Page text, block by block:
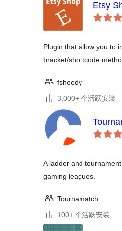
Etsy
Plugin that allow you to
bracket/shortcode
fsheedy
3,000+ 个活跃安装
A ladder and
gaming leagues.
Tournamatch
100+ 个活跃安装